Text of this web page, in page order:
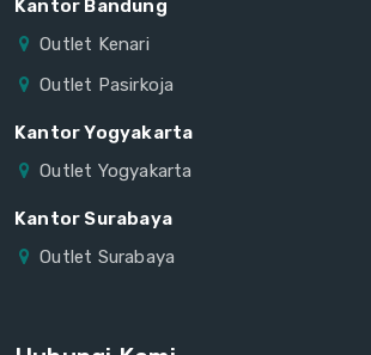
Kantor Bandung
Outlet Kenari
Outlet Pasirkoja
Kantor Yogyakarta
Outlet Yogyakarta
Kantor Surabaya
Outlet Surabaya